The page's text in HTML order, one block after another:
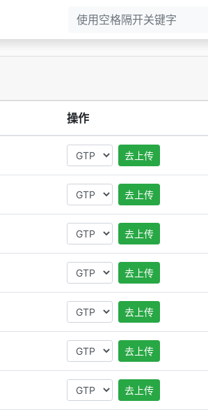
操作
去上传
去上传
去上传
去上传
去上传
去上传
去上传